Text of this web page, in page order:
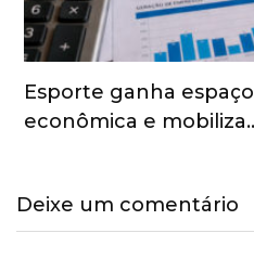
Esporte ganha
econômica e mobiliza…
Deixe um comentário